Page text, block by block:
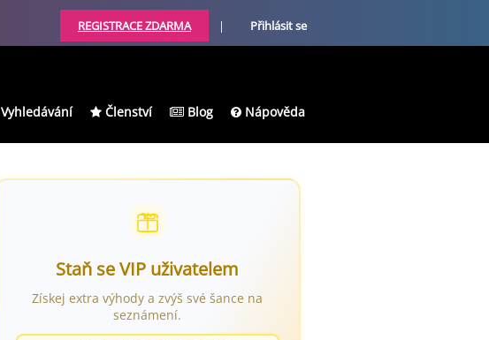
REGISTRACE ZDARMA | Přihlásit se
Vyhledávání Členství Blog Nápověda
Staň se VIP uživatelem
Získej extra výhody a zvýš své šance na
seznámení.